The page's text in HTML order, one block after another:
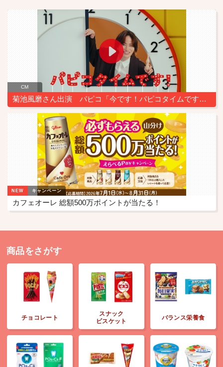
CM
菊池風磨さん出演 パピコ「今です！パピコタイムです！」篇（30”）
NEW キャンペーン
カフェオーレ 総額500万ポイントが当たる！
商品をさがす
チョコレート
スナック
ビスケット
バランス栄養食